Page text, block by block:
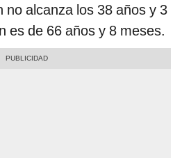
no alcanza los 38 años y 3
es de 66 años y 8 meses.